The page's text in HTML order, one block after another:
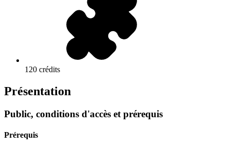
120 crédits
Présentation
Public, conditions d'accès et prérequis
Prérequis